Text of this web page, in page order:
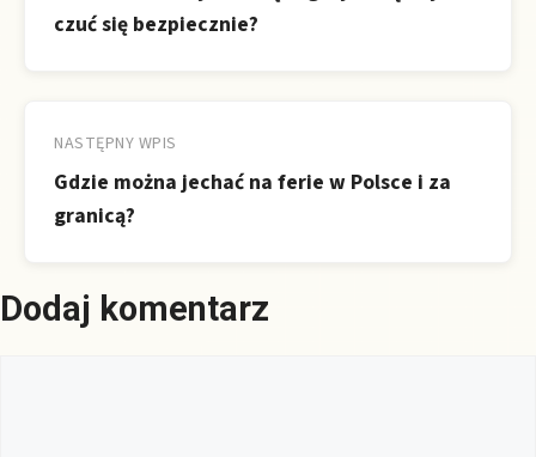
czuć się bezpiecznie?
NASTĘPNY WPIS
Gdzie można jechać na ferie w Polsce i za
granicą?
Dodaj komentarz